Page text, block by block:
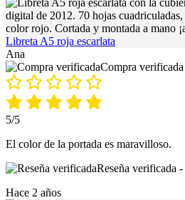
Libreta A5 roja escarlata
Ana
Compra verificada
5/5
El color de la portada es maravilloso.
Reseña verificada -
Hace 2 años